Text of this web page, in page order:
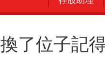
換了位子記